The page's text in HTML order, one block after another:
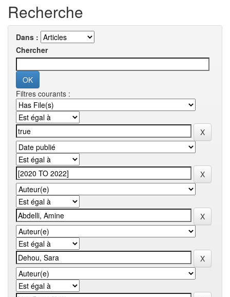
Recherche
Dans :
Chercher
Filtres courants :